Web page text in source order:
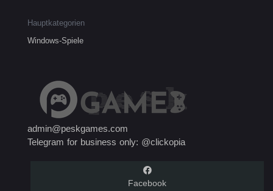
Hauptkategorien
Windows-Spiele
admin@peskgames.com
Telegram for business only: @clickopia
Facebook